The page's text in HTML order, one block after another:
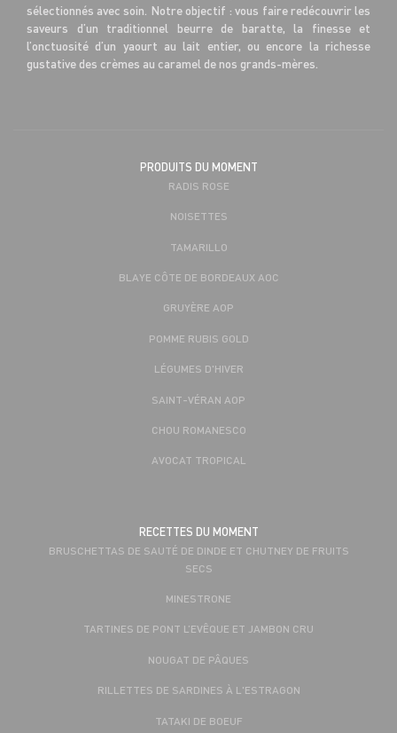
sélectionnés avec soin. Notre objectif : vous faire redécouvrir les
saveurs d’un traditionnel beurre de baratte, la finesse et
l’onctuosité d’un yaourt au lait entier, ou encore la richesse
gustative des crèmes au caramel de nos grands-mères.
PRODUITS DU MOMENT
RADIS ROSE
NOISETTES
TAMARILLO
BLAYE CÔTE DE BORDEAUX AOC
GRUYÈRE AOP
POMME RUBIS GOLD
LÉGUMES D'HIVER
SAINT-VÉRAN AOP
CHOU ROMANESCO
AVOCAT TROPICAL
RECETTES DU MOMENT
BRUSCHETTAS DE SAUTÉ DE DINDE ET CHUTNEY DE FRUITS
SECS
MINESTRONE
TARTINES DE PONT L’EVÊQUE ET JAMBON CRU
NOUGAT DE PÂQUES
RILLETTES DE SARDINES À L'ESTRAGON
TATAKI DE BOEUF